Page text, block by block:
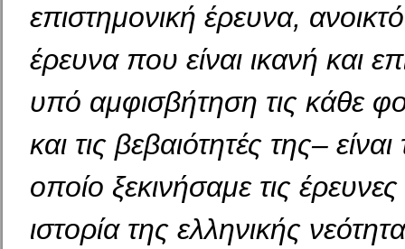
επιστημονική έρευνα,
έρευνα που είναι ικανή και
υπό αμφισβήτηση τις κάθε
και τις βεβαιότητές της–
οποίο ξεκινήσαμε τις
ιστορία της ελληνικής